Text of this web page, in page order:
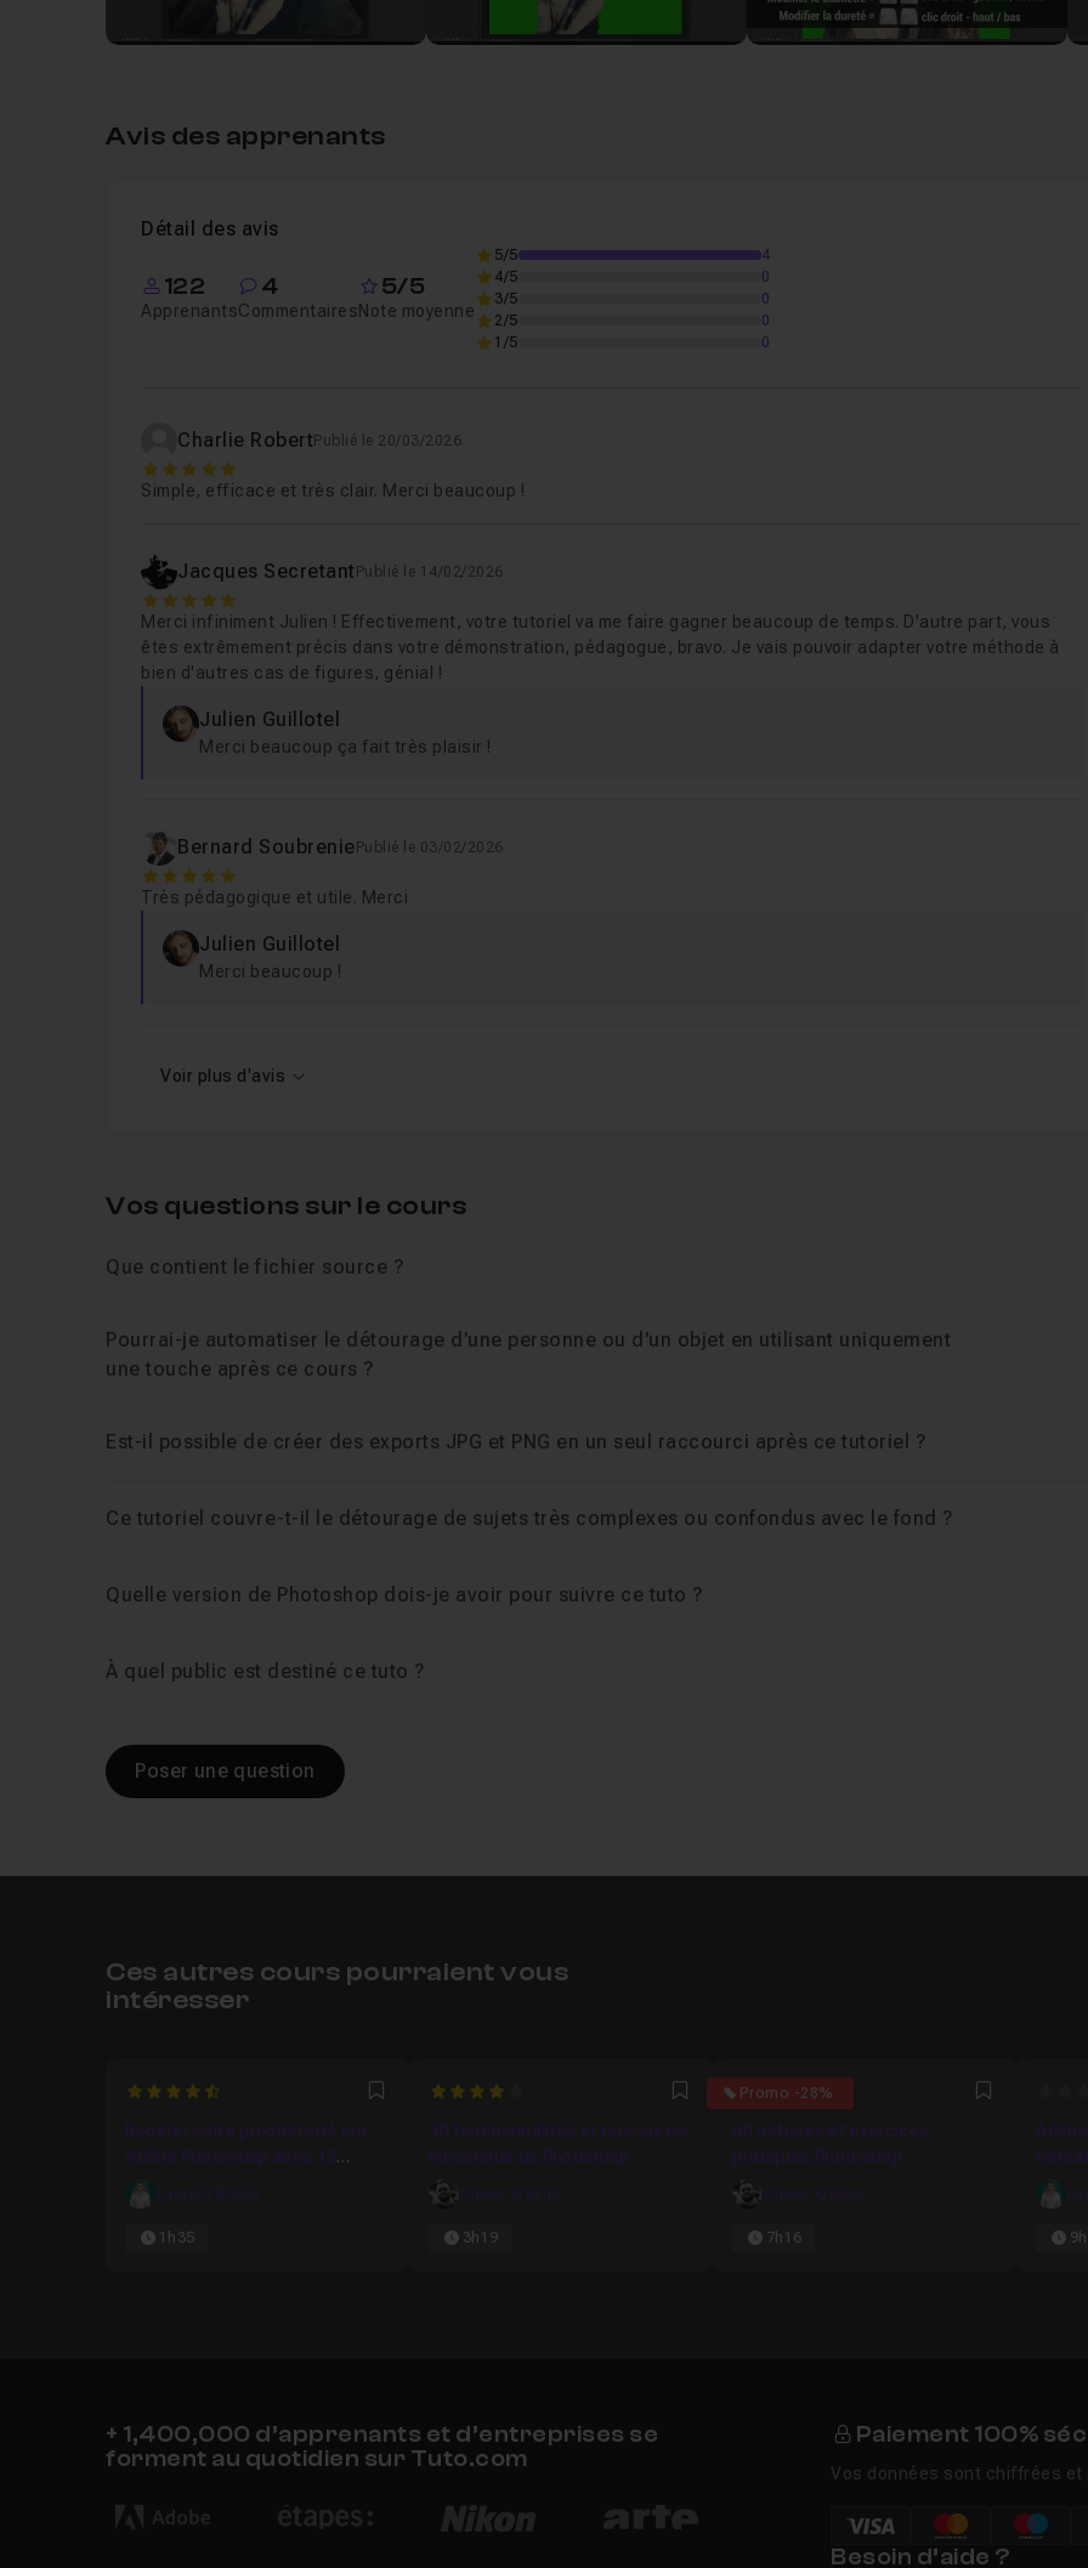
Avis des apprenants
Détail des avis
122
Apprenants
4
Commentaires
5/5
Note moyenne
5/5
4
4/5
0
3/5
0
2/5
0
1/5
0
Charlie Robert Publié le 20/03/2026
5
Simple, efficace et très clair. Merci beaucoup !
Jacques Secretant Publié le 14/02/2026
5
Merci infiniment Julien ! Effectivement, votre tutoriel va me faire gagner beaucoup de temps. D'autre part, vous
êtes extrêmement précis dans votre démonstration, pédagogue, bravo. Je vais pouvoir adapter votre méthode à
bien d'autres cas de figures, génial !
Julien Guillotel
Merci beaucoup ça fait très plaisir !
Bernard Soubrenie Publié le 03/02/2026
5
Très pédagogique et utile. Merci
Julien Guillotel
Merci beaucoup !
Voir plus d'avis
Vos questions sur le cours
Que contient le fichier source ?
Pourrai-je automatiser le détourage d'une personne ou d'un objet en utilisant uniquement
une touche après ce cours ?
Est-il possible de créer des exports JPG et PNG en un seul raccourci après ce tutoriel ?
Ce tutoriel couvre-t-il le détourage de sujets très complexes ou confondus avec le fond ?
Quelle version de Photoshop dois-je avoir pour suivre ce tuto ?
À quel public est destiné ce tuto ?
Poser une question
Ces autres cours pourraient vous
intéresser
4.6666666666667 Favori
Booster votre productivité sur
Adobe Photoshop avec 12
astuces de pro
Laurent Briere
1h35
4 Favori
30 fonctionnalités et raccourcis
méconnus de Photoshop
Olivier Krakus
3h19
Promo -28%
4.4444444444444 Favori
60 astuces et exercices
pratiques Photoshop
Olivier Krakus
7h16
+ 1,400,000 d’apprenants et d’entreprises se
forment au quotidien sur Tuto.com
Paiement 100%
Vos données sont chiffrées
Besoin d’aide ?